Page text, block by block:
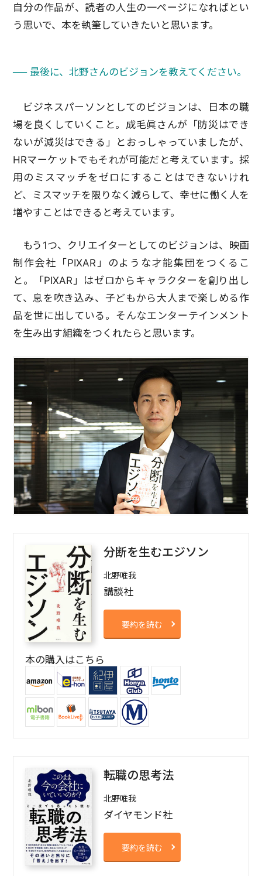
自分の作品が、読者の人生の一ページになればとい
う思いで、本を執筆していきたいと思います。
── 最後に、北野さんのビジョンを教えてください。
ビジネスパーソンとしてのビジョンは、日本の職
場を良くしていくこと。成毛眞さんが「防災はでき
ないが減災はできる」とおっしゃっていましたが、
HRマーケットでもそれが可能だと考えています。採
用のミスマッチをゼロにすることはできないけれ
ど、ミスマッチを限りなく減らして、幸せに働く人を
増やすことはできると考えています。
もう1つ、クリエイターとしてのビジョンは、映画
制作会社「PIXAR」のような才能集団をつくるこ
と。「PIXAR」はゼロからキャラクターを創り出し
て、息を吹き込み、子どもから大人まで楽しめる作
品を世に出している。そんなエンターテインメント
を生み出す組織をつくれたらと思います。
分断を生むエジソン
北野唯我
講談社
要約を読む
本の購入はこちら
転職の思考法
北野唯我
ダイヤモンド社
要約を読む